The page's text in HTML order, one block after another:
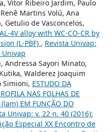
Vitor Ribeiro Jardim, Paulo
Martins Volú, Ana
Getulio de Vasconcelos,
4V alloy with WC-CO-CR by
(L-PBF) , Revista Univap:
Univap
Andressa Sayori Minato,
Walderez Joaquim
Simioni, ESTUDO DA
NAS FOLHAS DE
EM FUNÇÃO DO
Univap: v. 22 n. 40 (2016):
Especial XX Encontro de